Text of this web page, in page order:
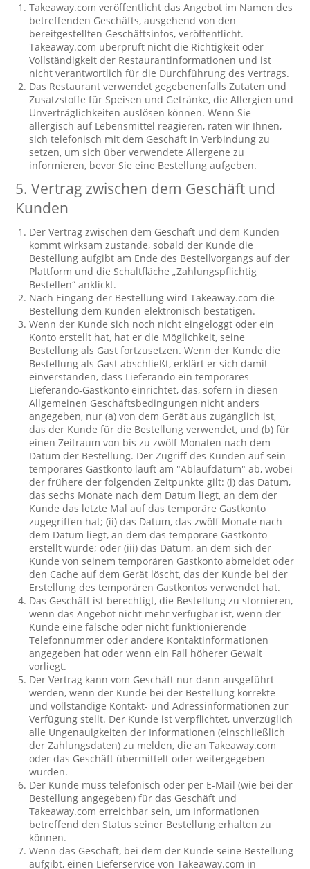
Takeaway.com veröffentlicht das Angebot im Namen des
betreffenden Geschäfts, ausgehend von den
bereitgestellten Geschäftsinfos, veröffentlicht.
Takeaway.com überprüft nicht die Richtigkeit oder
Vollständigkeit der Restaurantinformationen und ist
nicht verantwortlich für die Durchführung des Vertrags.
Das Restaurant verwendet gegebenenfalls Zutaten und
Zusatzstoffe für Speisen und Getränke, die Allergien und
Unverträglichkeiten auslösen können. Wenn Sie
allergisch auf Lebensmittel reagieren, raten wir Ihnen,
sich telefonisch mit dem Geschäft in Verbindung zu
setzen, um sich über verwendete Allergene zu
informieren, bevor Sie eine Bestellung aufgeben.
5. Vertrag zwischen dem Geschäft und
Kunden
Der Vertrag zwischen dem Geschäft und dem Kunden
kommt wirksam zustande, sobald der Kunde die
Bestellung aufgibt am Ende des Bestellvorgangs auf der
Plattform und die Schaltfläche „Zahlungspflichtig
Bestellen“ anklickt.
Nach Eingang der Bestellung wird Takeaway.com die
Bestellung dem Kunden elektronisch bestätigen.
Wenn der Kunde sich noch nicht eingeloggt oder ein
Konto erstellt hat, hat er die Möglichkeit, seine
Bestellung als Gast fortzusetzen. Wenn der Kunde die
Bestellung als Gast abschließt, erklärt er sich damit
einverstanden, dass Lieferando ein temporäres
Lieferando-Gastkonto einrichtet, das, sofern in diesen
Allgemeinen Geschäftsbedingungen nicht anders
angegeben, nur (a) von dem Gerät aus zugänglich ist,
das der Kunde für die Bestellung verwendet, und (b) für
einen Zeitraum von bis zu zwölf Monaten nach dem
Datum der Bestellung. Der Zugriff des Kunden auf sein
temporäres Gastkonto läuft am "Ablaufdatum" ab, wobei
der frühere der folgenden Zeitpunkte gilt: (i) das Datum,
das sechs Monate nach dem Datum liegt, an dem der
Kunde das letzte Mal auf das temporäre Gastkonto
zugegriffen hat; (ii) das Datum, das zwölf Monate nach
dem Datum liegt, an dem das temporäre Gastkonto
erstellt wurde; oder (iii) das Datum, an dem sich der
Kunde von seinem temporären Gastkonto abmeldet oder
den Cache auf dem Gerät löscht, das der Kunde bei der
Erstellung des temporären Gastkontos verwendet hat.
Das Geschäft ist berechtigt, die Bestellung zu stornieren,
wenn das Angebot nicht mehr verfügbar ist, wenn der
Kunde eine falsche oder nicht funktionierende
Telefonnummer oder andere Kontaktinformationen
angegeben hat oder wenn ein Fall höherer Gewalt
vorliegt.
Der Vertrag kann vom Geschäft nur dann ausgeführt
werden, wenn der Kunde bei der Bestellung korrekte
und vollständige Kontakt- und Adressinformationen zur
Verfügung stellt. Der Kunde ist verpflichtet, unverzüglich
alle Ungenauigkeiten der Informationen (einschließlich
der Zahlungsdaten) zu melden, die an Takeaway.com
oder das Geschäft übermittelt oder weitergegeben
wurden.
Der Kunde muss telefonisch oder per E-Mail (wie bei der
Bestellung angegeben) für das Geschäft und
Takeaway.com erreichbar sein, um Informationen
betreffend den Status seiner Bestellung erhalten zu
können.
Wenn das Geschäft, bei dem der Kunde seine Bestellung
aufgibt, einen Lieferservice von Takeaway.com in